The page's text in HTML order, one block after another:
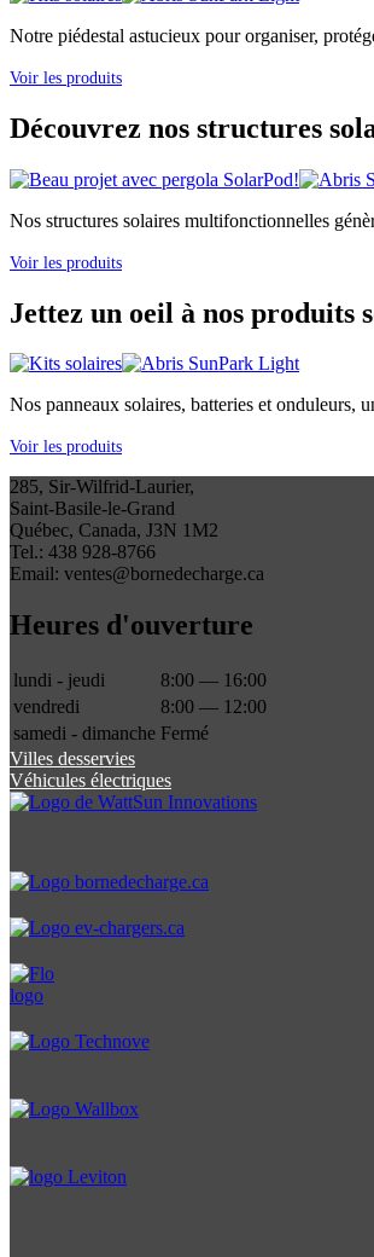
Notre piédestal astucieux pour organiser,
Voir les produits
Découvrez nos structures
Nos structures solaires multifonctionnelles
Voir les produits
Jettez un oeil à nos produits
Nos panneaux solaires, batteries et onduleurs,
Voir les produits
285, Sir-Wilfrid-Laurier,
Saint-Basile-le-Grand
Québec, Canada, J3N 1M2
Tel.: 438 928-8766
Email: ventes@bornedecharge.ca
Heures d'ouverture
lundi - jeudi
8:00 — 16:00
vendredi
8:00 — 12:00
samedi - dimanche Fermé
Villes desservies
Véhicules électriques